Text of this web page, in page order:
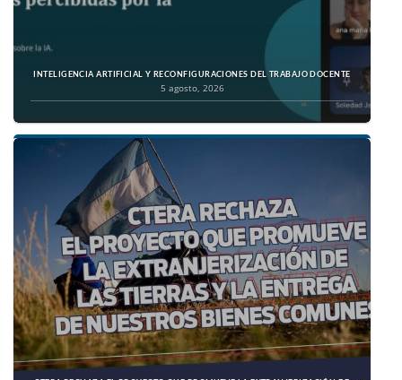
INTELIGENCIA ARTIFICIAL Y RECONFIGURACIONES DEL TRABAJO DOCENTE
5 agosto, 2026